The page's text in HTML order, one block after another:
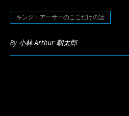
ウ
で
開
す)
キング・アーサーのここだけの話
By 小林 Arthur 朝太郎